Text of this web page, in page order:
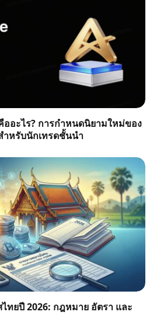
ออะไร? การกำหนดนิยามใหม่ของ
ำหรับนักเทรดชั้นนำ
ทยปี 2026: กฎหมาย อัตรา และ